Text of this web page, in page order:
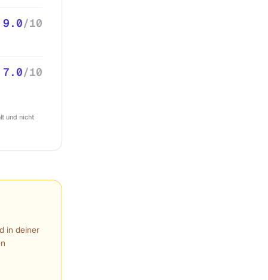
9.0/10
7.0/10
und nicht
in deiner